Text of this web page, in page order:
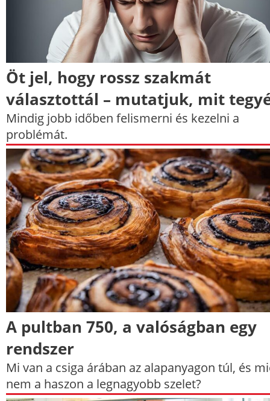
Öt jel, hogy rossz szakmát
választottál – mutatjuk, mit
Mindig jobb időben felismerni és kezelni a
problémát.
A pultban 750, a valóságban egy
rendszer
Mi van a csiga árában az alapanyagon túl, és
nem a haszon a legnagyobb szelet?